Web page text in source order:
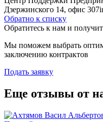
Дзержинского 14, офис 307
Обратно к списку
Обратитесь к нам и
Мы поможем выбрать
заключению контрактов
Подать заявку
Еще отзывы от